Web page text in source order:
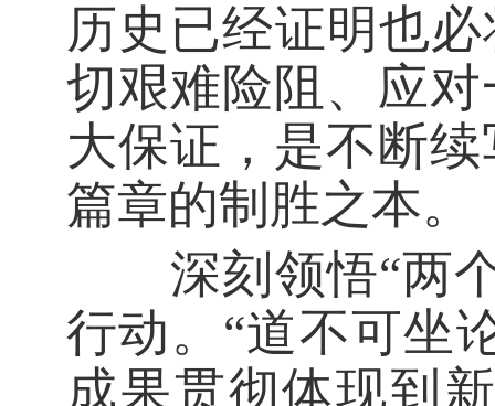
历史已经证明也
切艰难险阻、应
大保证，是不断
篇章的制胜之本。
深刻领悟“两个
行动。“道不可坐
成果贯彻体现到